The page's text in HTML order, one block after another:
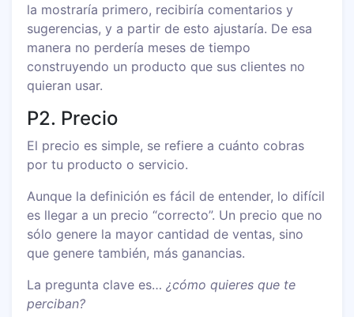
la mostraría primero, recibiría comentarios y
sugerencias, y a partir de esto ajustaría. De esa
manera no perdería meses de tiempo
construyendo un producto que sus clientes no
quieran usar.
P2. Precio
El precio es simple, se refiere a cuánto cobras
por tu producto o servicio.
Aunque la definición es fácil de entender, lo difícil
es llegar a un precio “correcto”. Un precio que no
sólo genere la mayor cantidad de ventas, sino
que genere también, más ganancias.
La pregunta clave es… ¿cómo quieres que te
perciban?